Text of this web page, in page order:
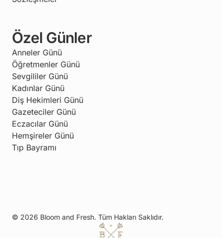
Özel Günler
Anneler Günü
Öğretmenler Günü
Sevgililer Günü
Kadınlar Günü
Diş Hekimleri Günü
Gazeteciler Günü
Eczacılar Günü
Hemşireler Günü
Tıp Bayramı
© 2026 Bloom and Fresh. Tüm Hakları Saklıdır.